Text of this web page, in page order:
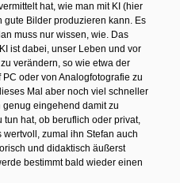
hat, wie man mit KI (hier
gute Bilder produzieren kann. Es
muss nur wissen, wie. Das
ist dabei, unser Leben und vor
verändern, so wie etwa der
oder von Analogfotografie zu
Mal aber noch viel schneller
genug eingehend damit zu
tun hat, ob beruflich oder privat,
zumal ihn Stefan auch
und didaktisch äußerst
bestimmt bald wieder einen